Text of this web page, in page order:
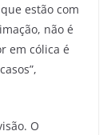
estão com
não é
em cólica é
O